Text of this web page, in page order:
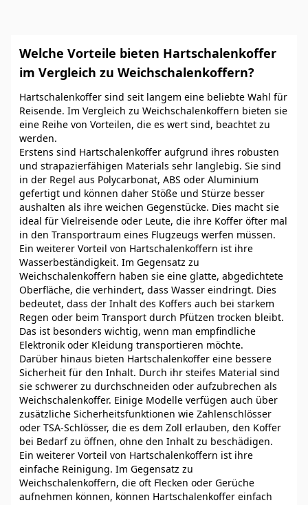
Welche Vorteile bieten Hartschalenkoffer
im Vergleich zu Weichschalenkoffern?
Hartschalenkoffer sind seit langem eine beliebte Wahl für
Reisende. Im Vergleich zu Weichschalenkoffern bieten sie
eine Reihe von Vorteilen, die es wert sind, beachtet zu
werden.
Erstens sind Hartschalenkoffer aufgrund ihres robusten
und strapazierfähigen Materials sehr langlebig. Sie sind
in der Regel aus Polycarbonat, ABS oder Aluminium
gefertigt und können daher Stöße und Stürze besser
aushalten als ihre weichen Gegenstücke. Dies macht sie
ideal für Vielreisende oder Leute, die ihre Koffer öfter mal
in den Transportraum eines Flugzeugs werfen müssen.
Ein weiterer Vorteil von Hartschalenkoffern ist ihre
Wasserbeständigkeit. Im Gegensatz zu
Weichschalenkoffern haben sie eine glatte, abgedichtete
Oberfläche, die verhindert, dass Wasser eindringt. Dies
bedeutet, dass der Inhalt des Koffers auch bei starkem
Regen oder beim Transport durch Pfützen trocken bleibt.
Das ist besonders wichtig, wenn man empfindliche
Elektronik oder Kleidung transportieren möchte.
Darüber hinaus bieten Hartschalenkoffer eine bessere
Sicherheit für den Inhalt. Durch ihr steifes Material sind
sie schwerer zu durchschneiden oder aufzubrechen als
Weichschalenkoffer. Einige Modelle verfügen auch über
zusätzliche Sicherheitsfunktionen wie Zahlenschlösser
oder TSA-Schlösser, die es dem Zoll erlauben, den Koffer
bei Bedarf zu öffnen, ohne den Inhalt zu beschädigen.
Ein weiterer Vorteil von Hartschalenkoffern ist ihre
einfache Reinigung. Im Gegensatz zu
Weichschalenkoffern, die oft Flecken oder Gerüche
aufnehmen können, können Hartschalenkoffer einfach